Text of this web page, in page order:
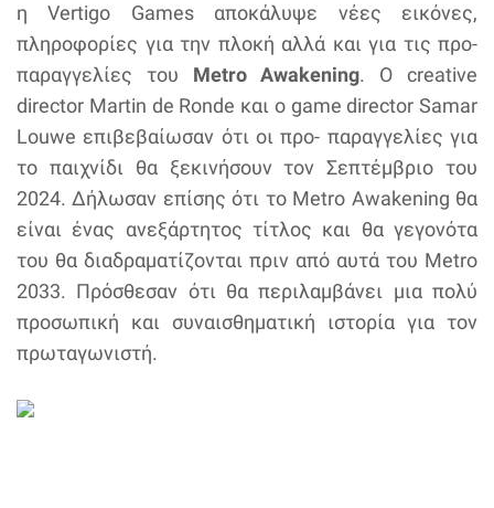
η Vertigo Games αποκάλυψε νέες εικόνες,
πληροφορίες για την πλοκή αλλά και για τις προ-
παραγγελίες του Metro Awakening. Ο creative
director Martin de Ronde και ο game director Samar
Louwe επιβεβαίωσαν ότι οι προ- παραγγελίες για
το παιχνίδι θα ξεκινήσουν τον Σεπτέμβριο του
2024. Δήλωσαν επίσης ότι το Metro Awakening θα
είναι ένας ανεξάρτητος τίτλος και θα γεγονότα
του θα διαδραματίζονται πριν από αυτά του Metro
2033. Πρόσθεσαν ότι θα περιλαμβάνει μια πολύ
προσωπική και συναισθηματική ιστορία για τον
πρωταγωνιστή.